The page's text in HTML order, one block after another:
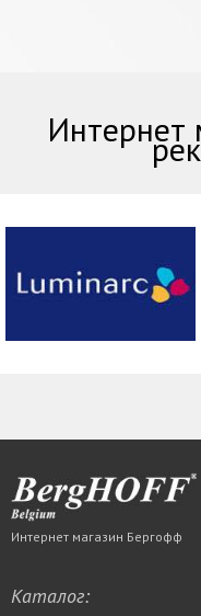
Интернет
Интернет магазин Бергофф
Каталог: